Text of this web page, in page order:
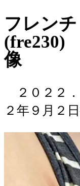
フレン
(fre230)
像
２０２２
２年９月２